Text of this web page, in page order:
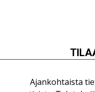
Ajankohtaista